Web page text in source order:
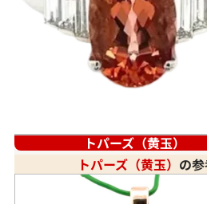
トパーズ（黄玉）
トパーズ（黄玉） の